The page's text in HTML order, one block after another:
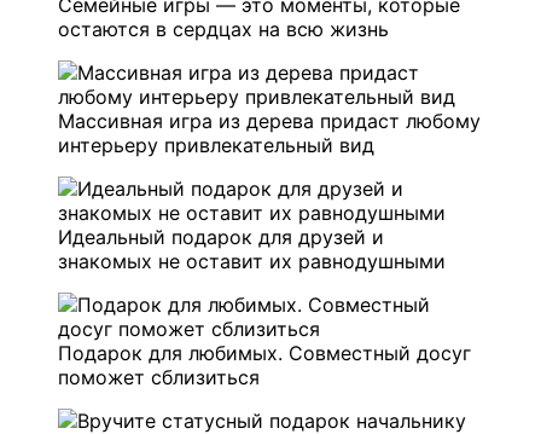
Семейные игры — это моменты, которые
остаются в сердцах на всю жизнь
Массивная игра из дерева придаст любому
интерьеру привлекательный вид
Идеальный подарок для друзей и
знакомых не оставит их равнодушными
Подарок для любимых. Совместный досуг
поможет сблизиться